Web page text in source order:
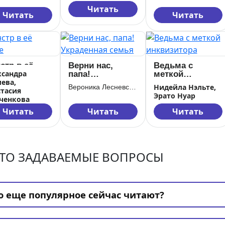
Читать
Читать
Читать
в её
Читать
Верни нас,
папа!
Украденная
семья
Читать
Ведьма с
меткой
инквизитора
Нидейла Нэльте,
Эрато Нуар
Читать
ЗАДАВАЕМЫЕ ВОПРОСЫ
еще популярное сейчас читают?